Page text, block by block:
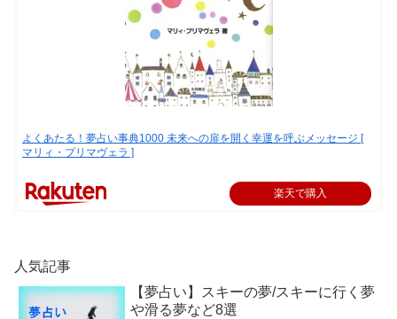
よくあたる！夢占い事典1000 未来への扉を開く幸運を呼ぶメッセージ [
マリィ・プリマヴェラ ]
楽天で購入
人気記事
【夢占い】スキーの夢/スキーに行く夢
や滑る夢など8選